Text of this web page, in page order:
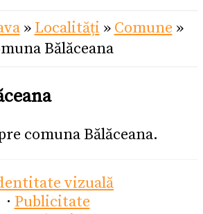
» Localități » Comune »
Bălăceana
comuna Bălăceana.
vizuală
· Publicitate